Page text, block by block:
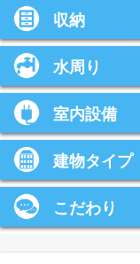
収納
水周り
室内設備
建物タイプ
こだわり